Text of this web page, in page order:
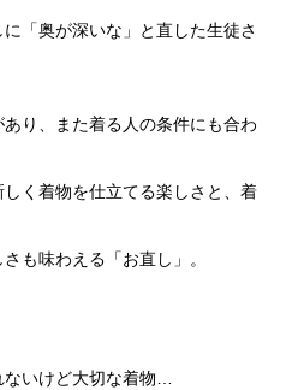
「奥が深いな」と直した生徒さ
り、また着る人の条件にも合わ
く着物を仕立てる楽しさと、着
も味わえる「お直し」。
いけど大切な着物…